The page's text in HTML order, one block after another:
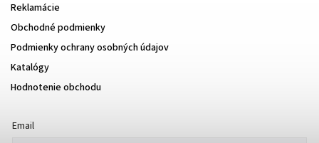
Reklamácie
Obchodné podmienky
Podmienky ochrany osobných údajov
Katalógy
Hodnotenie obchodu
Email